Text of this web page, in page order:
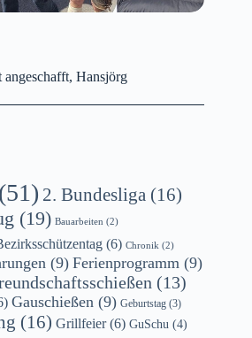
Hansjörg
(51) 2. Bundesliga (16)
(19) Bauarbeiten (2)
(6) Chronik (2)
(9) Ferienprogramm (9)
(13)
Gauschießen (9) Geburtstag (3)
(16) Grillfeier(6) GuSchu (4)